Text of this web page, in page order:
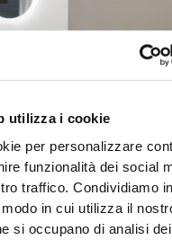
utilizza i cookie
per personalizzare
funzionalità dei social
traffico. Condividiamo
in cui utilizza il
si occupano di analisi